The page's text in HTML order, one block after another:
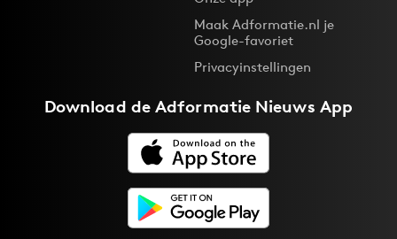
Maak Adformatie.nl je
Google-favoriet
Privacyinstellingen
Download deAdformatie Nieuws App